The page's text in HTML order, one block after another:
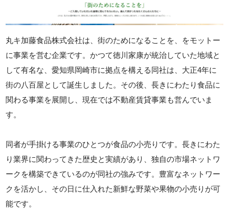
丸キ加藤食品株式会社は、街のためになることを、をモットー
に事業を営む企業です。かつて徳川家康が統治していた地域と
して有名な、愛知県岡崎市に拠点を構える同社は、大正4年に
街の八百屋として誕生しました。その後、長きにわたり食品に
関わる事業を展開し、現在では不動産賃貸事業も営んでいま
す。
同者が手掛ける事業のひとつが食品の小売りです。長きにわた
り業界に関わってきた歴史と実績があり、独自の市場ネットワ
ークを構築できているのが同社の強みです。豊富なネットワー
クを活かし、その日に仕入れた新鮮な野菜や果物の小売りが可
能です。